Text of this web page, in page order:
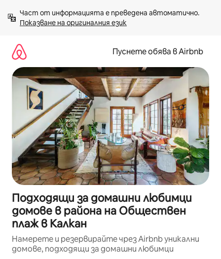
към
съдържанието
Показване на оригиналния език
Пуснете обява в Airbnb
Подходящи за домашни любимци
домове в района на Обществен
плаж в Калкан
Намерете и резервирайте чрез Airbnb уникални
домове, подходящи за домашни любимци